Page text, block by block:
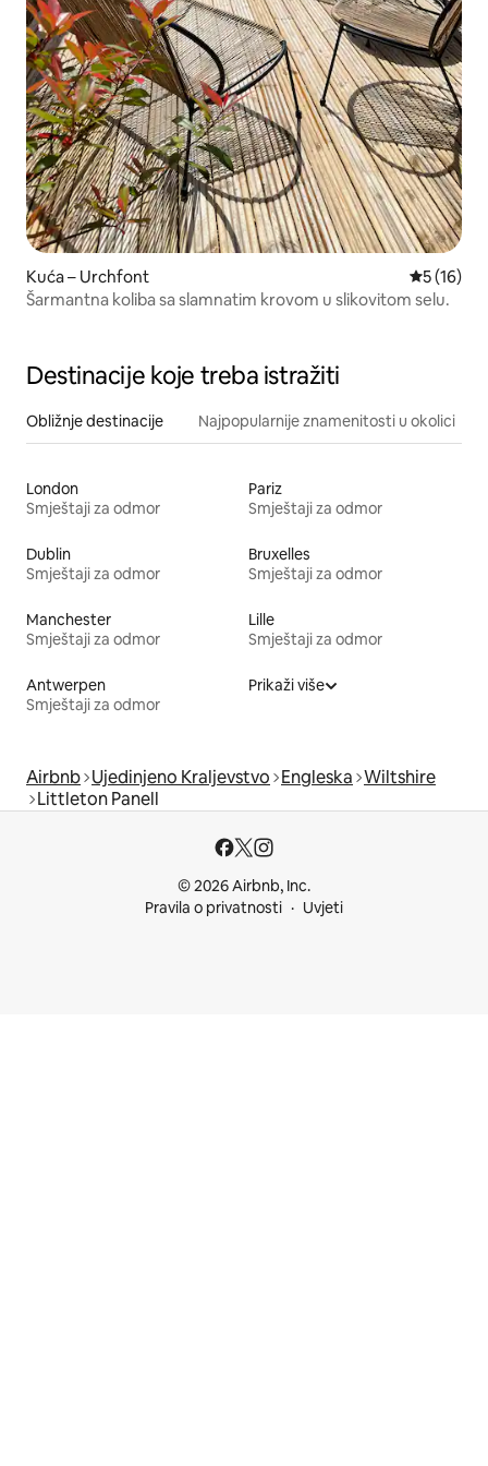
Kuća – Urchfont Prosječna
5 (16)
Šarmantna koliba sa slamnatim krovom u slikovitom selu.
Destinacije koje treba istražiti
Obližnje destinacije Najpopularnije znamenitosti u okolici
London
Smještaji za odmor
Pariz
Smještaji za odmor
Dublin
Smještaji za odmor
Bruxelles
Smještaji za odmor
Manchester
Smještaji za odmor
Lille
Smještaji za odmor
Antwerpen
Smještaji za odmor
Prikaži više
Airbnb Ujedinjeno Kraljevstvo Engleska Wiltshire
Littleton Panell
© 2026 Airbnb, Inc.
Pravila o privatnosti
Uvjeti